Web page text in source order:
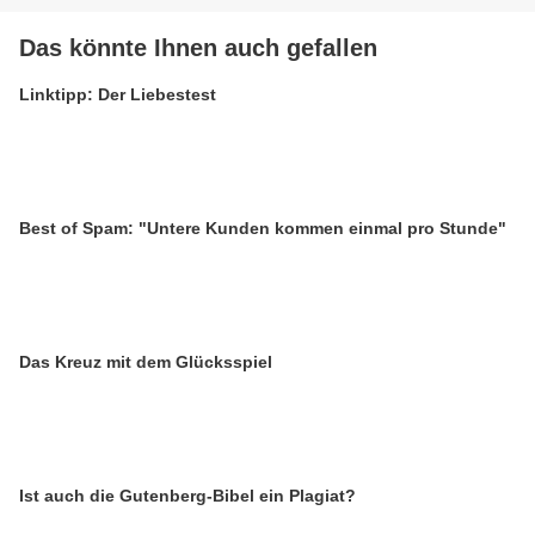
Das könnte Ihnen auch gefallen
Linktipp: Der Liebestest
Best of Spam: "Untere Kunden kommen einmal pro Stunde"
Das Kreuz mit dem Glücksspiel
Ist auch die Gutenberg-Bibel ein Plagiat?